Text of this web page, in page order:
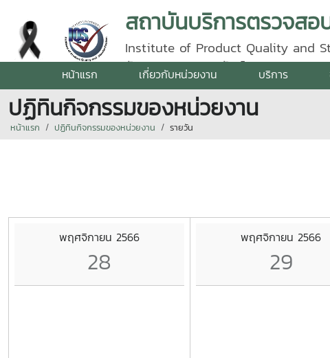
Institute of Product Quality and
รัตนราชสุดา | โทรศัพท์ 0 5387 5640
หน้าแรก เกี่ยวกับหน่วยงาน บริการ
ปฏิทินกิจกรรมของหน่วยงาน
หน้าแรก ปฏิทินกิจกรรมของหน่วยงาน รายวัน
พฤศจิกายน 2566
28
พฤศจิกายน 2566
29